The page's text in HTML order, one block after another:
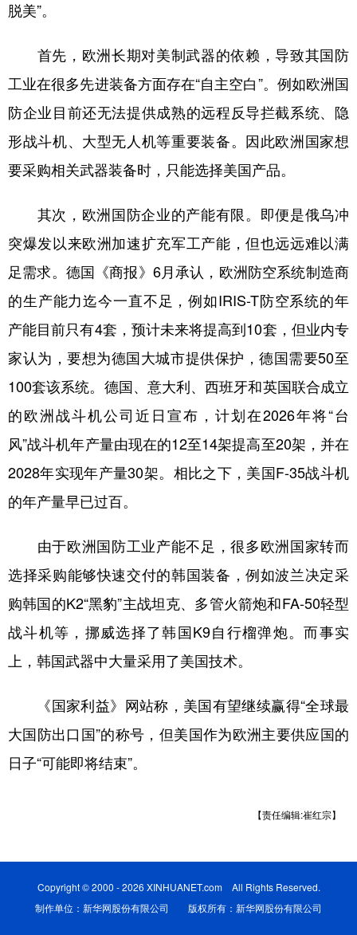
脱美”。
首先，欧洲长期对美制武器的依赖，导致其国防
工业在很多先进装备方面存在“自主空白”。例如欧洲国
防企业目前还无法提供成熟的远程反导拦截系统、隐
形战斗机、大型无人机等重要装备。因此欧洲国家想
要采购相关武器装备时，只能选择美国产品。
其次，欧洲国防企业的产能有限。即便是俄乌冲
突爆发以来欧洲加速扩充军工产能，但也远远难以满
足需求。德国《商报》6月承认，欧洲防空系统制造商
的生产能力迄今一直不足，例如IRIS-T防空系统的年
产能目前只有4套，预计未来将提高到10套，但业内专
家认为，要想为德国大城市提供保护，德国需要50至
100套该系统。德国、意大利、西班牙和英国联合成立
的欧洲战斗机公司近日宣布，计划在2026年将“台
风”战斗机年产量由现在的12至14架提高至20架，并在
2028年实现年产量30架。相比之下，美国F-35战斗机
的年产量早已过百。
由于欧洲国防工业产能不足，很多欧洲国家转而
选择采购能够快速交付的韩国装备，例如波兰决定采
购韩国的K2“黑豹”主战坦克、多管火箭炮和FA-50轻型
战斗机等，挪威选择了韩国K9自行榴弹炮。而事实
上，韩国武器中大量采用了美国技术。
《国家利益》网站称，美国有望继续赢得“全球最
大国防出口国”的称号，但美国作为欧洲主要供应国的
日子“可能即将结束”。
【责任编辑:崔红宗】
Copyright © 2000 - 2026 XINHUANET.com All Rights Reserved.
制作单位：新华网股份有限公司 版权所有：新华网股份有限公司